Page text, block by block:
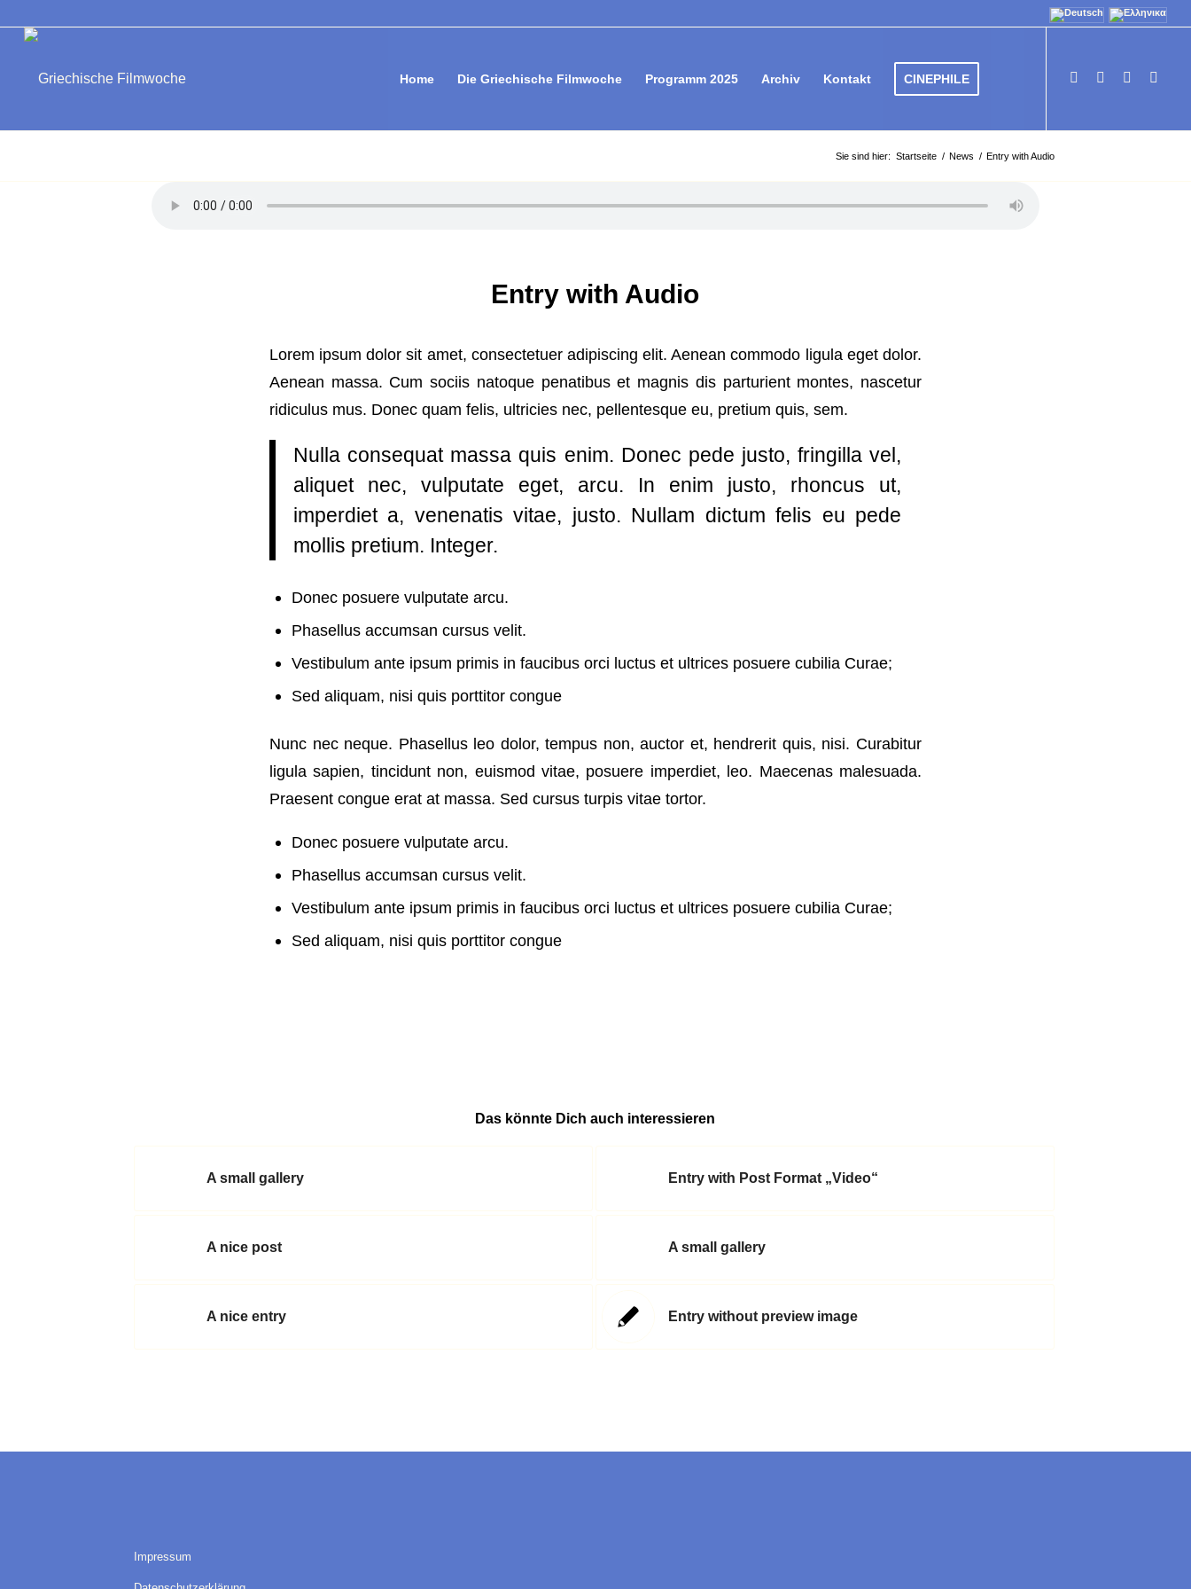
Home Die Griechische Filmwoche Programm 2025 Archiv Kontakt CINEPHILE
Sie sind hier: Startseite / News / Entry with Audio
Entry with Audio
Lorem ipsum dolor sit amet, consectetuer adipiscing elit. Aenean commodo ligula eget dolor.
Aenean massa. Cum sociis natoque penatibus et magnis dis parturient montes, nascetur
ridiculus mus. Donec quam felis, ultricies nec, pellentesque eu, pretium quis, sem.
Nulla consequat massa quis enim. Donec pede justo, fringilla vel,
aliquet nec, vulputate eget, arcu. In enim justo, rhoncus ut,
imperdiet a, venenatis vitae, justo. Nullam dictum felis eu pede
mollis pretium. Integer.
Donec posuere vulputate arcu.
Phasellus accumsan cursus velit.
Vestibulum ante ipsum primis in faucibus orci luctus et ultrices posuere cubilia Curae;
Sed aliquam, nisi quis porttitor congue
Nunc nec neque. Phasellus leo dolor, tempus non, auctor et, hendrerit quis, nisi. Curabitur
ligula sapien, tincidunt non, euismod vitae, posuere imperdiet, leo. Maecenas malesuada.
Praesent congue erat at massa. Sed cursus turpis vitae tortor.
Donec posuere vulputate arcu.
Phasellus accumsan cursus velit.
Vestibulum ante ipsum primis in faucibus orci luctus et ultrices posuere cubilia Curae;
Sed aliquam, nisi quis porttitor congue
Das könnte Dich auch interessieren
A small gallery Entry with Post Format „Video“
A nice post A small gallery
A nice entry Entry without preview image
Impressum